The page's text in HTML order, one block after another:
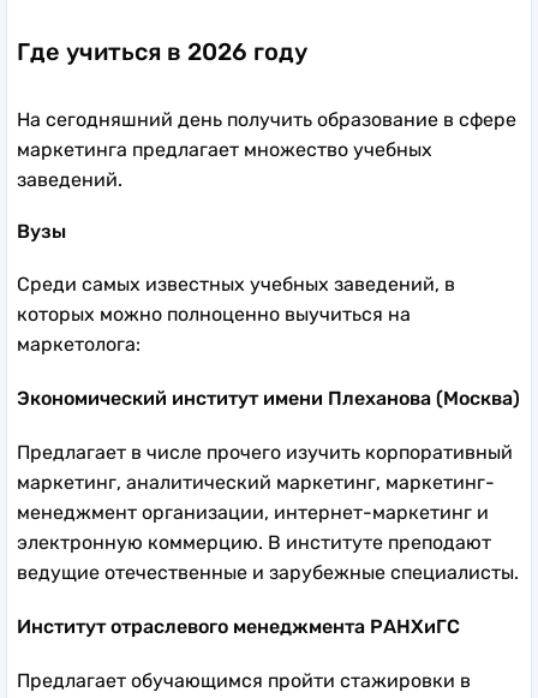
Где учиться в 2026 году
На сегодняшний день получить образование в сфере
маркетинга предлагает множество учебных
заведений.
Вузы
Среди самых известных учебных заведений, в
которых можно полноценно выучиться на
маркетолога:
Экономический институт имени Плеханова (Москва)
Предлагает в числе прочего изучить корпоративный
маркетинг, аналитический маркетинг, маркетинг-
менеджмент организации, интернет-маркетинг и
электронную коммерцию. В институте преподают
ведущие отечественные и зарубежные специалисты.
Институт отраслевого менеджмента РАНХиГС
Предлагает обучающимся пройти стажировки в